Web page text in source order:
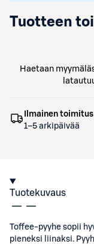
Tuotteen
Haetaan
Ilmainen
1–5 arkipäivää
Tuotekuvaus
Toffee-pyyhe sopii
pieneksi liinaksi.